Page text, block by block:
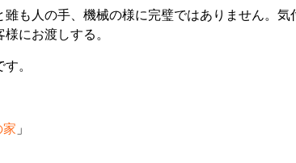
も人の手、機械の様に完璧ではありません。
にお渡しする。
。
家 」